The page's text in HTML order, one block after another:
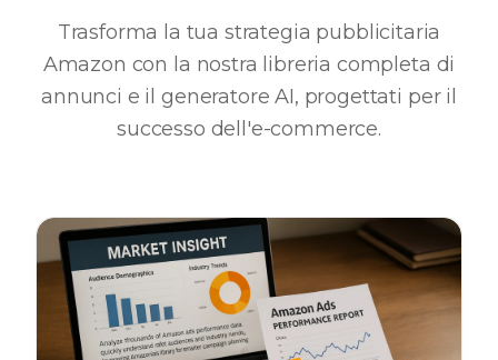
Trasforma la tua strategia pubblicitaria
Amazon con la nostra libreria completa di
annunci e il generatore AI, progettati per il
successo dell'e-commerce.